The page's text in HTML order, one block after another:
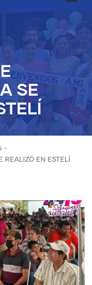
SE
-
REALIZÓ EN ESTELÍ